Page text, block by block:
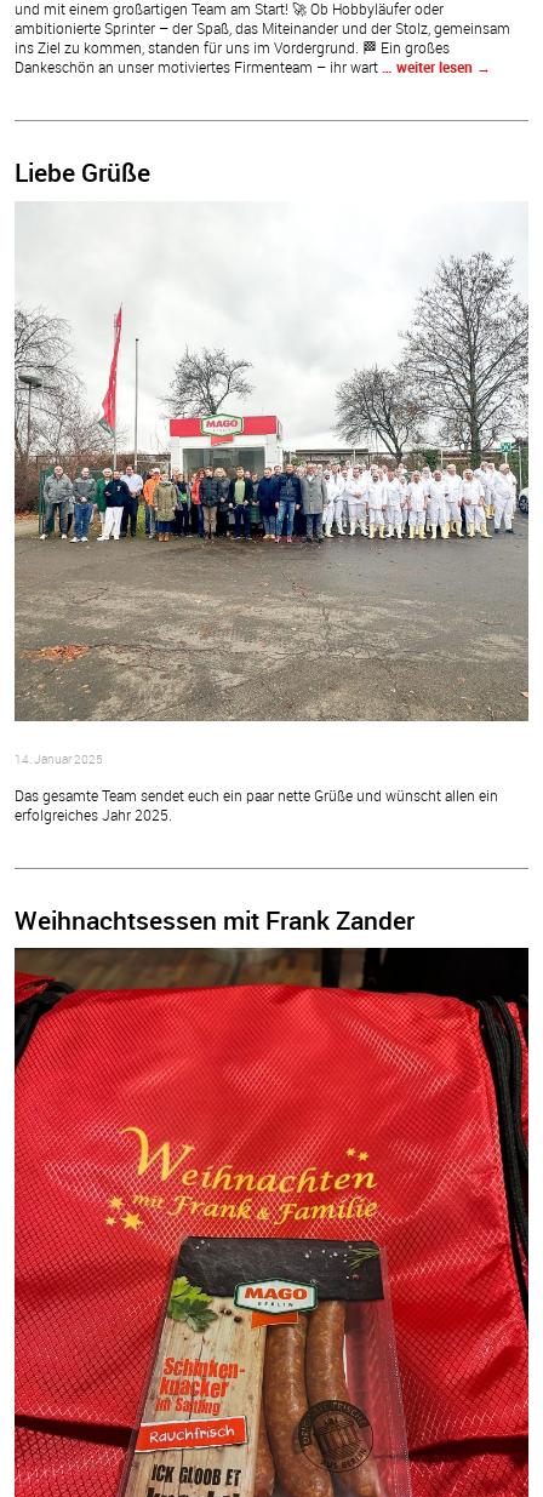
und mit einem großartigen Team am Start! 🚀 Ob Hobbyläufer oder
ambitionierte Sprinter – der Spaß, das Miteinander und der Stolz, gemeinsam
ins Ziel zu kommen, standen für uns im Vordergrund. 🏁 Ein großes
Dankeschön an unser motiviertes Firmenteam – ihr wart
… weiter lesen →
Liebe Grüße
14. Januar 2025
Das gesamte Team sendet euch ein paar nette Grüße und wünscht allen ein
erfolgreiches Jahr 2025.
Weihnachtsessen mit Frank Zander